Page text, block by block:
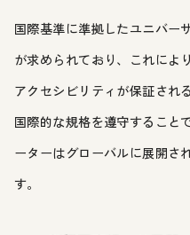
国際基準に準拠したユニバー
が求められており、これによ
アクセシビリティが保証され
国際的な規格を遵守すること
ーターはグローバルに展開さ
す。